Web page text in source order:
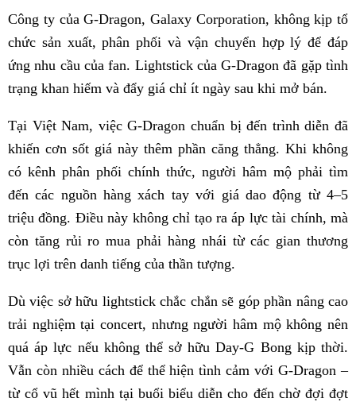
Công ty của G-Dragon, Galaxy Corporation, không kịp tổ
chức sản xuất, phân phối và vận chuyển hợp lý để đáp
ứng nhu cầu của fan. Lightstick của G-Dragon đã gặp tình
trạng khan hiếm và đẩy giá chỉ ít ngày sau khi mở bán.
Tại Việt Nam, việc G-Dragon chuẩn bị đến trình diễn đã
khiến cơn sốt giá này thêm phần căng thẳng. Khi không
có kênh phân phối chính thức, người hâm mộ phải tìm
đến các nguồn hàng xách tay với giá dao động từ 4–5
triệu đồng. Điều này không chỉ tạo ra áp lực tài chính, mà
còn tăng rủi ro mua phải hàng nhái từ các gian thương
trục lợi trên danh tiếng của thần tượng.
Dù việc sở hữu lightstick chắc chắn sẽ góp phần nâng cao
trải nghiệm tại concert, nhưng người hâm mộ không nên
quá áp lực nếu không thể sở hữu Day-G Bong kịp thời.
Vẫn còn nhiều cách để thể hiện tình cảm với G-Dragon –
từ cổ vũ hết mình tại buổi biểu diễn cho đến chờ đợi đợt